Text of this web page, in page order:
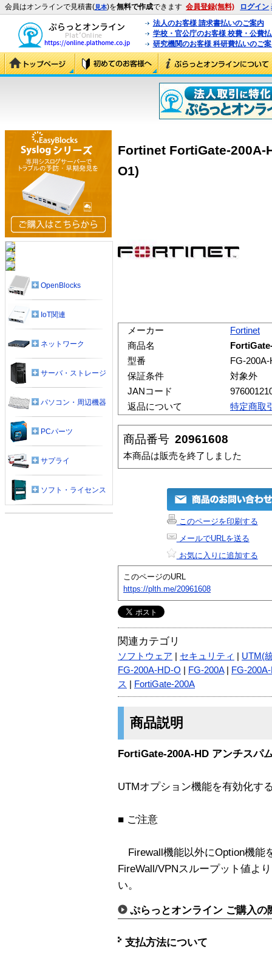
会員はオンラインで見積書(見本)を無料で作成できます 会員登録(無料) ログイン
法人のお客様 請求書払いのご案内
学校・官公庁のお客様 校費・公費
研究機関のお客様 科研費払いのご
Fortinet FortiGate-200A-
O1)
メーカー
Fortinet
商品名
型番
FG-
保証条件
対象外
JANコード
返品について
特定商取
商品番号 20961608
本商品は販売を終了しました
このページを印刷する
メールでURLを送る
お気に入りに追加する
このページのURL
https://plth.me/20961608
関連カテゴリ
ソフトウェア セキュリティ
UTM(
FG-200A-HD-O
FG-200A|
FG-
ス
FortiGate-200A
商品説明
FortiGate-200A-HD アンチスパ
UTMオプション機能を有効化す
■ ご注意
Firewall機能以外にOption機能
FireWall/VPNスループット値よ
い。
ぷらっとオンライン ご購入の
支払方法について
OpenBlocks
IoT関連
ネットワーク
サーバ・ストレージ
パソコン・周辺機器
PCパーツ
サプライ
ソフト・ライセンス